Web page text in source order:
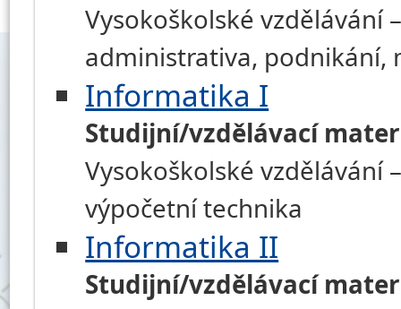
Vysokoškolské vzdělávání
administrativa,
Informatika I
Studijní/vzdělávací
Vysokoškolské
výpočetní technika
Informatika II
Studijní/vzdělávací